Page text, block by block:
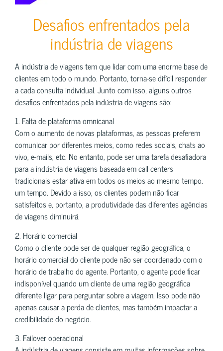
Desafios enfrentados pela
indústria de viagens
A indústria de viagens tem que lidar com uma enorme base de
clientes em todo o mundo. Portanto, torna-se difícil responder
a cada consulta individual. Junto com isso, alguns outros
desafios enfrentados pela indústria de viagens são:
1. Falta de plataforma omnicanal
Com o aumento de novas plataformas, as pessoas preferem
comunicar por diferentes meios, como redes sociais, chats ao
vivo, e-mails, etc. No entanto, pode ser uma tarefa desafiadora
para a indústria de viagens baseada em call centers
tradicionais estar ativa em todos os meios ao mesmo tempo.
um tempo. Devido a isso, os clientes podem não ficar
satisfeitos e, portanto, a produtividade das diferentes agências
de viagens diminuirá.
2. Horário comercial
Como o cliente pode ser de qualquer região geográfica, o
horário comercial do cliente pode não ser coordenado com o
horário de trabalho do agente. Portanto, o agente pode ficar
indisponível quando um cliente de uma região geográfica
diferente ligar para perguntar sobre a viagem. Isso pode não
apenas causar a perda de clientes, mas também impactar a
credibilidade do negócio.
3. Failover operacional